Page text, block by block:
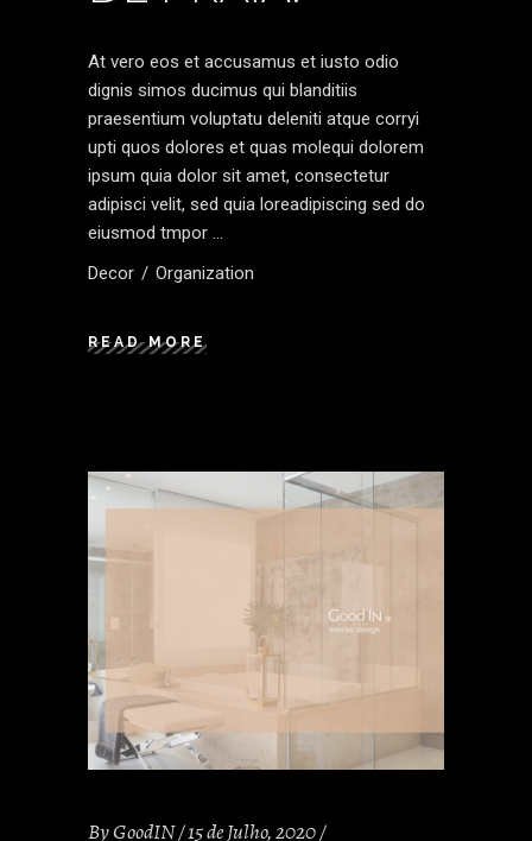
At vero eos et accusamus et iusto odio
dignis simos ducimus qui blanditiis
praesentium voluptatu deleniti atque corryi
upti quos dolores et quas molequi dolorem
ipsum quia dolor sit amet, consectetur
adipisci velit, sed quia loreadipiscing sed do
eiusmod tmpor
Decor
Organization
READ MORE
ByGoodIN 15 de Julho, 2020